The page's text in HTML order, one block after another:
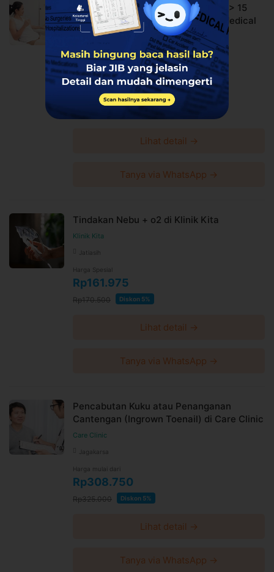
Perawatan Luka Khusus (Diameter > 15
cm) Home Service di Kayu Manis Medical
Center
Kayu Manis Medical Center
Matraman
Harga Spesial
Rp209.000
Lihat detail →
Tanya via WhatsApp →
Tindakan Nebu + o2 di Klinik Kita
Klinik Kita
Jatiasih
Harga Spesial
Rp161.975
Rp170.500 Diskon 5%
Lihat detail →
Tanya via WhatsApp →
Pencabutan Kuku atau Penanganan
Cantengan (Ingrown Toenail) di Care Clinic
Care Clinic
Jagakarsa
Harga mulai dari
Rp308.750
Rp325.000 Diskon 5%
Lihat detail →
Tanya via WhatsApp →